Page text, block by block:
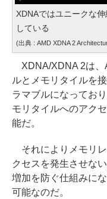
XDNAではユニークな
している
(出典 : AMD XDNA 2
XDNA/XDNA 2は、
ルとメモリタイルを
ラマブルになってお
モリタイルへのアク
能だ。
それによりメモリ
クセスを発生させな
増加を防ぐ仕組みに
可能なのだ。